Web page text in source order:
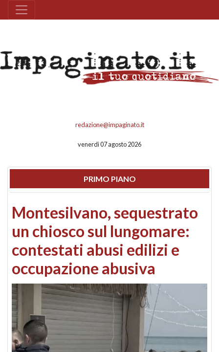
redazione@impaginato.it
venerdì 07 agosto 2026
PRIMO PIANO
Montesilvano, sequestrato
un chiosco sul lungomare:
contestati abusi edilizi e
occupazione abusiva